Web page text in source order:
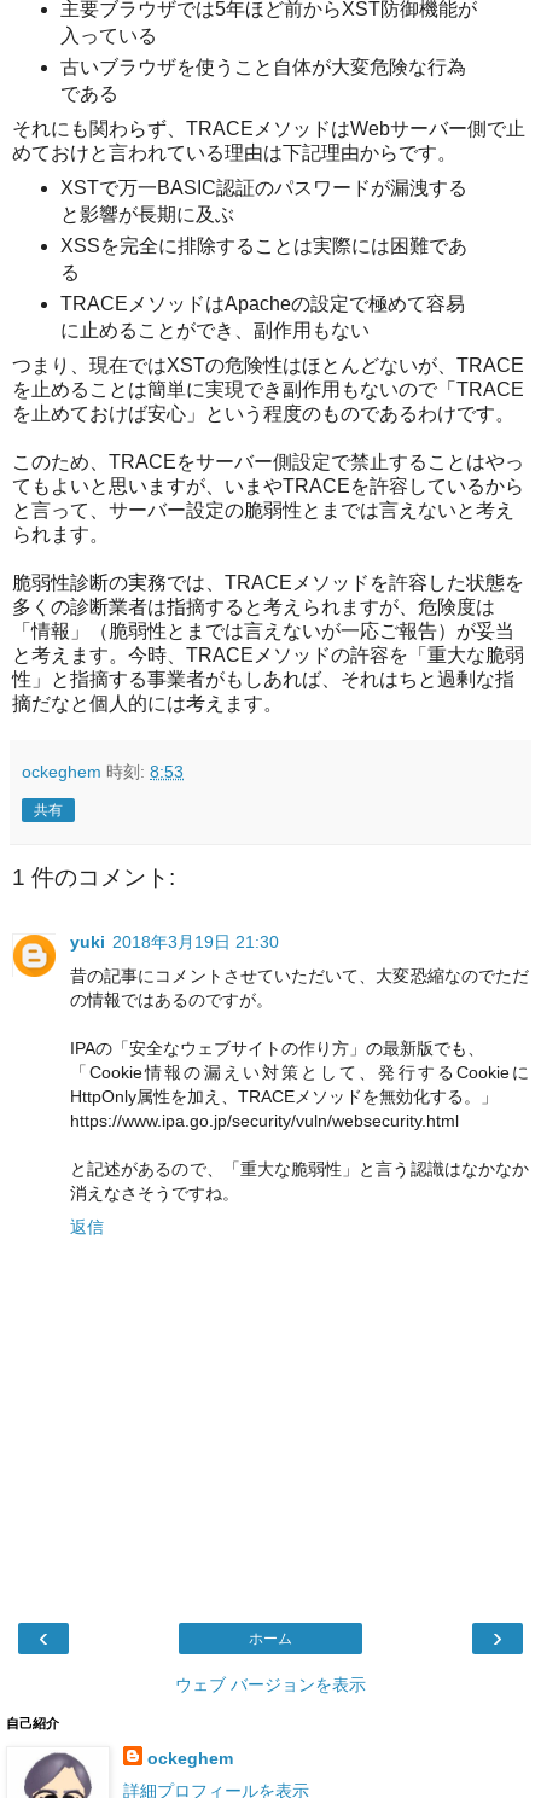
主要ブラウザでは5年ほど前からXST防御機能が
入っている
古いブラウザを使うこと自体が大変危険な行為
である
それにも関わらず、TRACEメソッドはWebサーバー側で止
めておけと言われている理由は下記理由からです。
XSTで万一BASIC認証のパスワードが漏洩する
と影響が長期に及ぶ
XSSを完全に排除することは実際には困難であ
る
TRACEメソッドはApacheの設定で極めて容易
に止めることができ、副作用もない
つまり、現在ではXSTの危険性はほとんどないが、TRACE
を止めることは簡単に実現でき副作用もないので「TRACE
を止めておけば安心」という程度のものであるわけです。
このため、TRACEをサーバー側設定で禁止することはやっ
てもよいと思いますが、いまやTRACEを許容しているから
と言って、サーバー設定の脆弱性とまでは言えないと考え
られます。
脆弱性診断の実務では、TRACEメソッドを許容した状態を
多くの診断業者は指摘すると考えられますが、危険度は
「情報」（脆弱性とまでは言えないが一応ご報告）が妥当
と考えます。今時、TRACEメソッドの許容を「重大な脆弱
性」と指摘する事業者がもしあれば、それはちと過剰な指
摘だなと個人的には考えます。
ockeghem 時刻: 8:53
共有
1 件のコメント:
yuki 2018年3月19日 21:30
昔の記事にコメントさせていただいて、大変恐縮なのでただ
の情報ではあるのですが。
IPAの「安全なウェブサイトの作り方」の最新版でも、
「Cookie情報の漏えい対策として、発行するCookieに
HttpOnly属性を加え、TRACEメソッドを無効化する。」
https://www.ipa.go.jp/security/vuln/websecurity.html
と記述があるので、「重大な脆弱性」と言う認識はなかなか
消えなさそうですね。
返信
‹ ›
ホーム
ウェブ バージョンを表示
自己紹介
ockeghem
詳細プロフィールを表示